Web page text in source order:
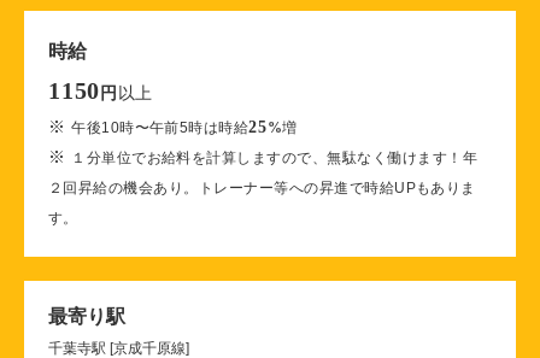
時給
1150 円 以上
※午後10時〜午前5時は時給25%増
※
１分単位でお給料を計算しますので、無駄なく働けます！年
２回昇給の機会あり。トレーナー等への昇進で時給UPもありま
す。
最寄り駅
千葉寺駅 [京成千原線]